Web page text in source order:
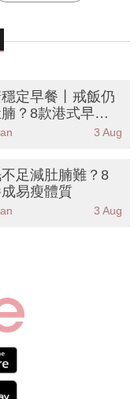
定早餐丨戒飯仍
？8款港式早餐
3 Aug
足減肚腩難？8
易瘦體質
3 Aug